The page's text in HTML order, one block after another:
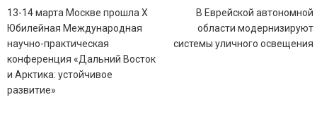
Навигация
по
записям
13-14 марта Москве прошла X
Юбилейная Международная
научно-практическая
конференция «Дальний Восток
и Арктика: устойчивое
развитие»
В Еврейской автономной
области модернизируют
системы уличного освещения